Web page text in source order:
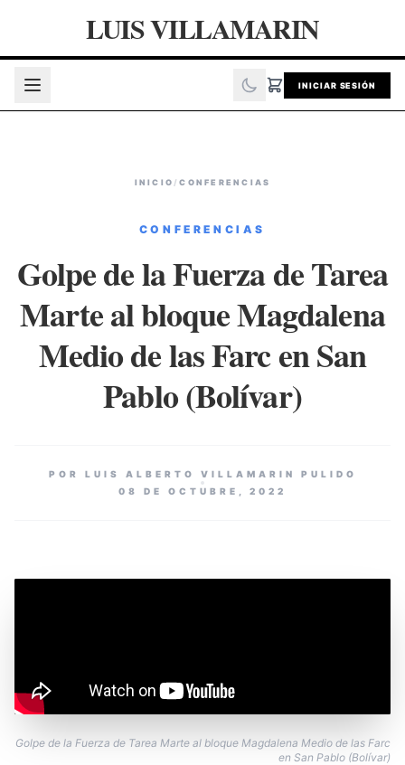
LUIS VILLAMARIN
INICIAR SESIÓN
INICIO /CONFERENCIAS
CONFERENCIAS
Golpe de la Fuerza de Tarea
Marte al bloque Magdalena
Medio de las Farc en San
Pablo (Bolívar)
POR LUIS ALBERTO VILLAMARIN PULIDO
08 DE OCTUBRE, 2022
Golpe de la Fuerza de Tarea Marte al bloque Magdalena Medio de las Farc
en San Pablo (Bolívar)